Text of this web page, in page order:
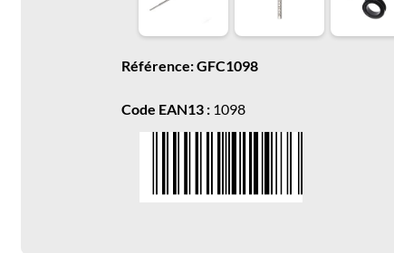
Référence: GFC1098
Code EAN13 : 1098